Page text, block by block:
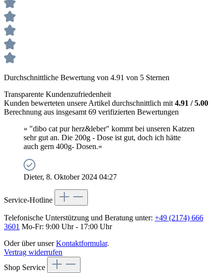
Durchschnittliche Bewertung von 4.91 von 5 Sternen
Transparente Kundenzufriedenheit
Kunden bewerteten unsere Artikel durchschnittlich mit 4.91 / 5.00
Berechnung aus insgesamt 69 verifizierten Bewertungen
» "dibo cat pur herz&leber" kommt bei unseren Katzen
sehr gut an. Die 200g - Dose ist gut, doch ich hätte
auch gern 400g- Dosen.«
Dieter, 8. Oktober 2024 04:27
Service-Hotline
Telefonische Unterstützung und Beratung unter: +49 (2174) 666
3601 Mo-Fr: 9:00 Uhr - 17:00 Uhr
Oder über unserKontaktformular.
Vertrag widerrufen
Shop Service